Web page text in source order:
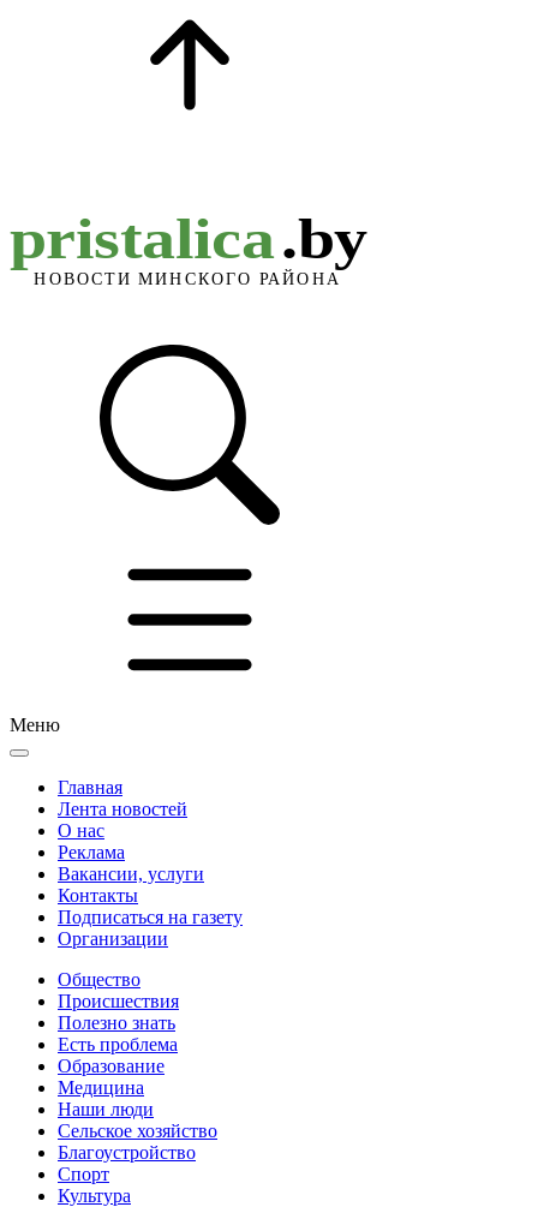
Меню
Главная
Лента новостей
О нас
Реклама
Вакансии, услуги
Контакты
Подписаться на газету
Организации
Общество
Происшествия
Полезно знать
Есть проблема
Образование
Медицина
Наши люди
Сельское хозяйство
Благоустройство
Спорт
Культура